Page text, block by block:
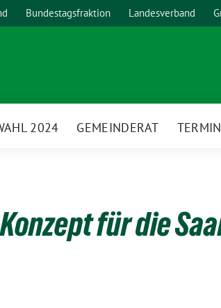
Bundestagsfraktion Landesverband
2024 GEMEINDERAT
für die